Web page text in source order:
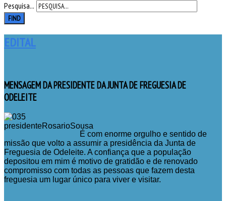
Pesquisa...
FIND
EDITAL
MENSAGEMDA PRESIDENTE DA JUNTA DE FREGUESIA DE
ODELEITE
É com enorme orgulho e sentido de
missão que volto a assumir a presidência da Junta de
Freguesia de Odeleite. A confiança que a população
depositou em mim é motivo de gratidão e de renovado
compromisso com todas as pessoas que fazem desta
freguesia um lugar único para viver e visitar.